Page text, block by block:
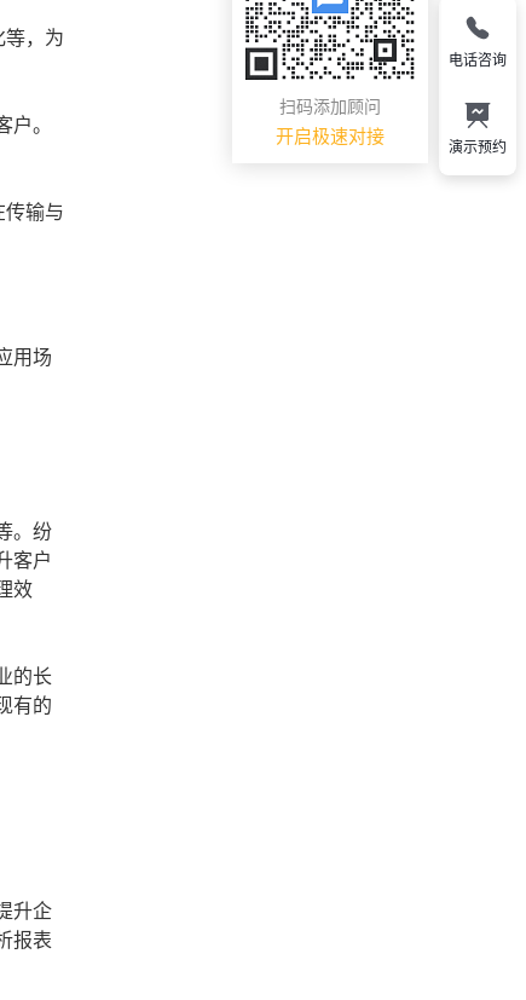
等，为
。
传输与
用场
。纷
客户
效
的长
有的
升企
报表
扫码添加顾问
开启极速对接
电话咨询
演示预约